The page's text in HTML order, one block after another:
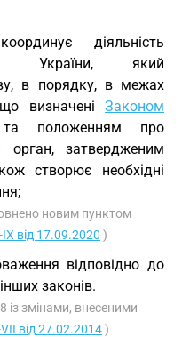
діяльність
України, який
в порядку, в межах
визначені Законом
положенням про
орган, затвердженим
створює необхідні
новим пунктом
від 17.09.2020 )
відповідно до
законів.
із змінами, внесеними
від 27.02.2014)